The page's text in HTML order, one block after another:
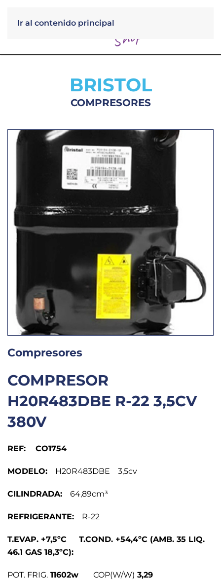
Ir al contenido principal
BRISTOL
COMPRESORES
Compresores
COMPRESOR
H20R483DBE R-22 3,5CV
380V
REF: CO1754
MODELO: H20R483DBE 3,5cv
CILINDRADA: 64,89cm³
REFRIGERANTE: R-22
T.EVAP. +7,5ºC T.COND. +54,4ºC (AMB. 35 LIQ.
46.1 GAS 18,3ºC):
POT. FRIG. 11602w COP(W/W) 3,29